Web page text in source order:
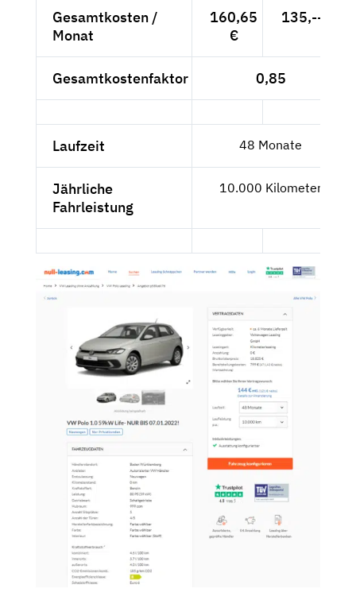
Gesamtkosten /
Monat
160,65
€
135,--€
Gesamtkostenfaktor 0,85
Laufzeit 48 Monate
Jährliche
Fahrleistung
10.000 Kilometer